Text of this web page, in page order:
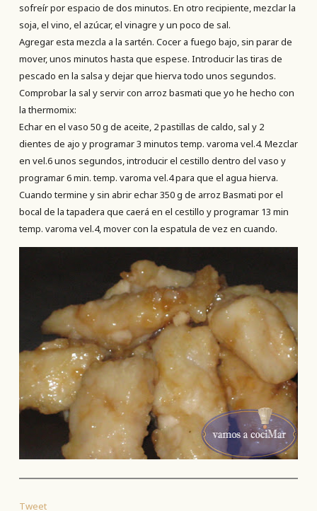
sofreír por espacio de dos minutos. En otro recipiente, mezclar la
soja, el vino, el azúcar, el vinagre y un poco de sal.
Agregar esta mezcla a la sartén. Cocer a fuego bajo, sin parar de
mover, unos minutos hasta que espese. Introducir las tiras de
pescado en la salsa y dejar que hierva todo unos segundos.
Comprobar la sal y servir con arroz basmati que yo he hecho con
la thermomix:
Echar en el vaso 50 g de aceite, 2 pastillas de caldo, sal y 2
dientes de ajo y programar 3 minutos temp. varoma vel.4. Mezclar
en vel.6 unos segundos, introducir el cestillo dentro del vaso y
programar 6 min. temp. varoma vel.4 para que el agua hierva.
Cuando termine y sin abrir echar 350 g de arroz Basmati por el
bocal de la tapadera que caerá en el cestillo y programar 13 min
temp. varoma vel.4, mover con la espatula de vez en cuando.
Tweet